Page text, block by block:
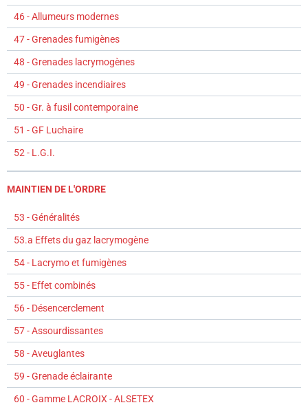
46 - Allumeurs modernes
47 - Grenades fumigènes
48 - Grenades lacrymogènes
49 - Grenades incendiaires
50 - Gr. à fusil contemporaine
51 - GF Luchaire
52 - L.G.I.
MAINTIEN DE L'ORDRE
53 - Généralités
53.a Effets du gaz lacrymogène
54 - Lacrymo et fumigènes
55 - Effet combinés
56 - Désencerclement
57 - Assourdissantes
58 - Aveuglantes
59 - Grenade éclairante
60 - Gamme LACROIX - ALSETEX